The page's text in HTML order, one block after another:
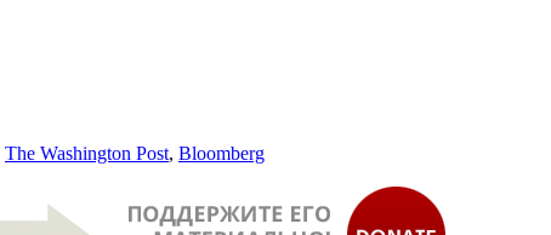
The Washington Post, Bloomberg